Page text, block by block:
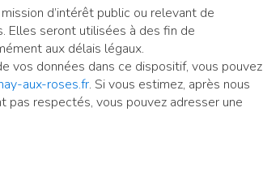
d’intérêt public ou relevant de
Elles seront utilisées à des fin de
aux délais légaux.
vos données dans ce dispositif, vous pouvez
aux-roses.fr. Si vous estimez, après nous
pas respectés, vous pouvez adresser une